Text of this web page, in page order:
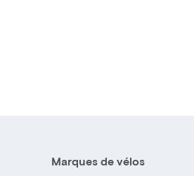
Marques de vélos